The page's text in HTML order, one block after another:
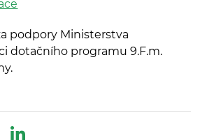
podpory Ministerstva
dotačního programu 9.F.m.